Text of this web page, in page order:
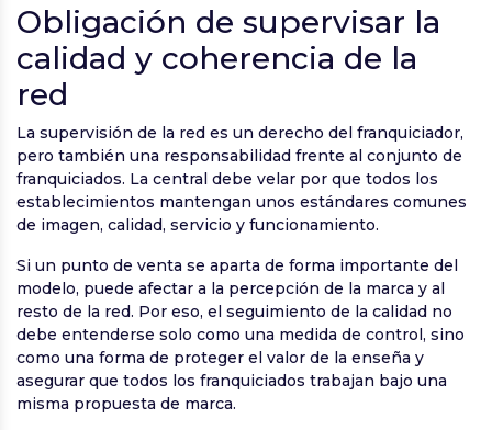
Obligación de supervisar la
calidad y coherencia de la
red
La supervisión de la red es un derecho del franquiciador,
pero también una responsabilidad frente al conjunto de
franquiciados. La central debe velar por que todos los
establecimientos mantengan unos estándares comunes
de imagen, calidad, servicio y funcionamiento.
Si un punto de venta se aparta de forma importante del
modelo, puede afectar a la percepción de la marca y al
resto de la red. Por eso, el seguimiento de la calidad no
debe entenderse solo como una medida de control, sino
como una forma de proteger el valor de la enseña y
asegurar que todos los franquiciados trabajan bajo una
misma propuesta de marca.